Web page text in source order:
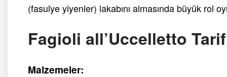
(fasulye yiyenler) lakabını almasında büyük rol
Fagioli all’Uccelletto
Malzemeler: